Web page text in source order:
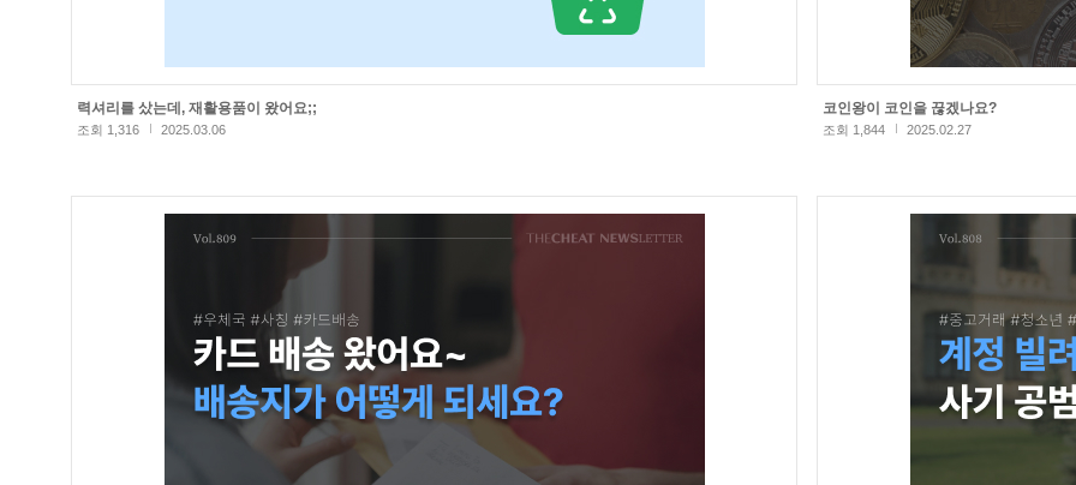
력셔리를 샀는데, 재활용품이 왔어요;;
조회 1,316 2025.03.06
코인왕이 코인을 끊겠나요?
조회 1,844 2025.02.27